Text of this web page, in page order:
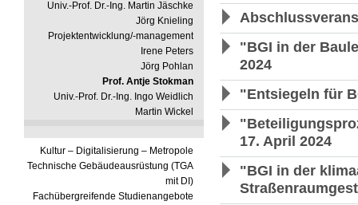
Univ.-Prof. Dr.-Ing. Martin Jäschke
Jörg Knieling
Projektentwicklung/-management
Irene Peters
Jörg Pohlan
Prof. Antje Stokman
Univ.-Prof. Dr.-Ing. Ingo Weidlich
Martin Wickel
Kultur – Digitalisierung – Metropole
Technische Gebäudeausrüstung (TGA
mit DI)
Fachübergreifende Studienangebote
"BGI in der
2024
"Entsiegeln für
17. April 2024
"BGI in der